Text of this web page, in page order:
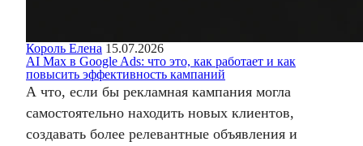
Король Елена 15.07.2026
AI Max в Google Ads: что это, как работает и как
повысить эффективность кампаний
А что, если бы рекламная кампания могла
самостоятельно находить новых клиентов,
создавать более релевантные объявления и